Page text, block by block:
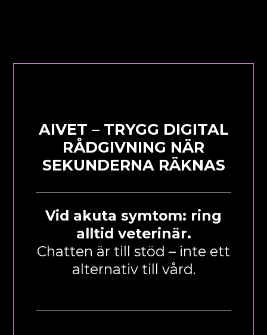
AIVET – TRYGG DIGITAL
RÅDGIVNING NÄR
SEKUNDERNA RÄKNAS
Vid akuta symtom: ring
alltid veterinär.
Chatten är till stöd – inte ett
alternativ till vård.